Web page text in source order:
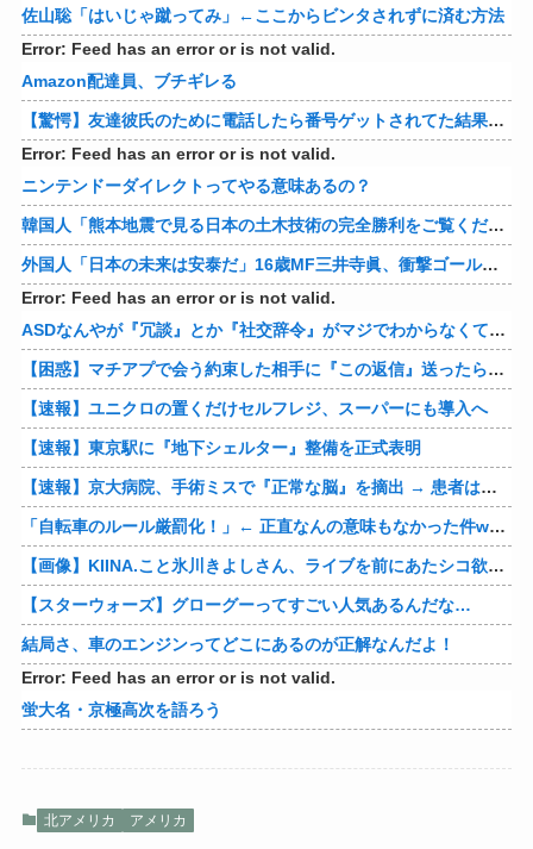
佐山聡「はいじゃ蹴ってみ」←ここからビンタされずに済む方法
Error: Feed has an error or is not valid.
Amazon配達員、ブチギレる
【驚愕】友達彼氏のために電話したら番号ゲットされてた結果ｗｗｗｗ 他
Error: Feed has an error or is not valid.
ニンテンドーダイレクトってやる意味あるの？
韓国人「熊本地震で見る日本の土木技術の完全勝利をご覧ください」→「これはすごいわ」「こういうのを見ると日本人は何か適当に作る感じがしない・・・」「あれがまさに経験値である」
外国人「日本の未来は安泰だ」16歳MF三井寺眞、衝撃ゴール！久保建英超え歴代2位の記録！3得点に絡む活躍で海外絶賛！【海外の反応】
Error: Feed has an error or is not valid.
ASDなんやが『冗談』とか『社交辞令』がマジでわからなくて怖い
【困惑】マチアプで会う約束した相手に『この返信』送ったらブロックされたんやが…
【速報】ユニクロの置くだけセルフレジ、スーパーにも導入へ
【速報】東京駅に『地下シェルター』整備を正式表明
【速報】京大病院、手術ミスで『正常な脳』を摘出 → 患者は自発呼吸不可能な植物状態に
「自転車のルール厳罰化！」← 正直なんの意味もなかった件www
【画像】KIINA.こと氷川きよしさん、ライブを前にあたシコ欲全開www
【スターウォーズ】グローグーってすごい人気あるんだな…
結局さ、車のエンジンってどこにあるのが正解なんだよ！
Error: Feed has an error or is not valid.
蛍大名・京極高次を語ろう
北アメリカ アメリカ